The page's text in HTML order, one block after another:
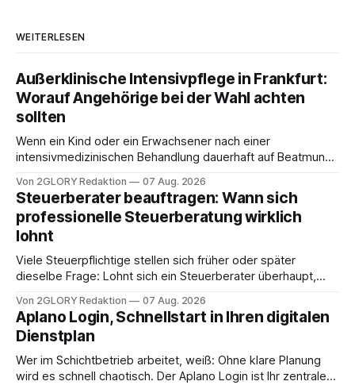
WEITERLESEN
Außerklinische Intensivpflege in Frankfurt:
Worauf Angehörige bei der Wahl achten
sollten
Wenn ein Kind oder ein Erwachsener nach einer
intensivmedizinischen Behandlung dauerhaft auf Beatmung
angewiesen ist, stellt sich für Familien eine schwierige
Frage: Muss die Versorgung dauerhaft in der Klinik bleiben –
oder ist ein Leben zu Hause möglich? Die außerklinische
Intensivpflege bietet genau diese Alternative: Sie
Von 2GLORY Redaktion 07 Aug. 2026
Steuerberater beauftragen: Wann sich
professionelle Steuerberatung wirklich
lohnt
Viele Steuerpflichtige stellen sich früher oder später
dieselbe Frage: Lohnt sich ein Steuerberater überhaupt,
erledigen? Die kurze Antwort: Bei einfachen
Einkommensverhältnissen reicht häufig eine Steuersoftware
aus – sobald jedoch mehrere Einkunftsarten
zusammentreffen oder größere finanzielle Veränderungen
anstehen, zahlt sich professionelle Unterstützung meist
Von 2GLORY Redaktion 07 Aug. 2026
Aplano Login, Schnellstart in Ihren digitalen
Dienstplan
Wer im Schichtbetrieb arbeitet, weiß: Ohne klare Planung
wird es schnell chaotisch. Der Aplano Login ist Ihr zentraler